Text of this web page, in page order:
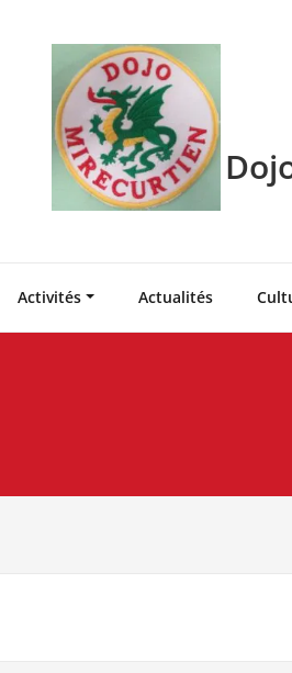
Activités Actualités